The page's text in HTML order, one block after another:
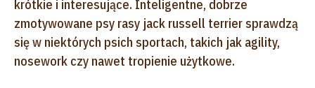
krótkie i interesujące. Inteligentne, dobrze
zmotywowane psy rasy jack russell terrier sprawdzą
się w niektórych psich sportach, takich jak agility,
nosework czy nawet tropienie użytkowe.